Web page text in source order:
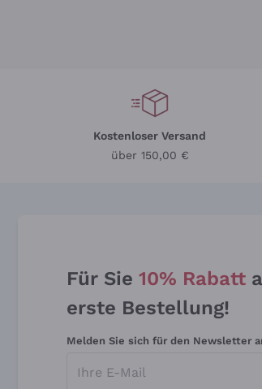
Kostenloser Versand
über 150,00 €
Für Sie 10% Rabatt
erste Bestellung!
Melden Sie sich für den Newsletter